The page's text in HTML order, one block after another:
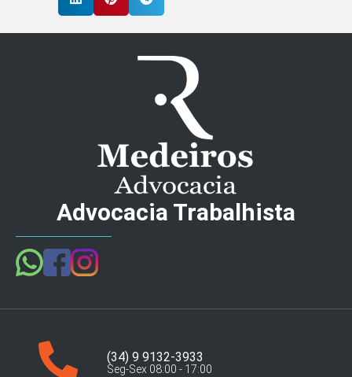
Advocacia Trabalhista
(34) 9 9132-3933
Seg-Sex 08:00 - 17:00